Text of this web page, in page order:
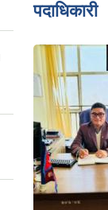
पदाधिकारी